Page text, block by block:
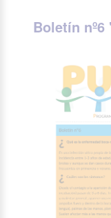
Boletín nº6